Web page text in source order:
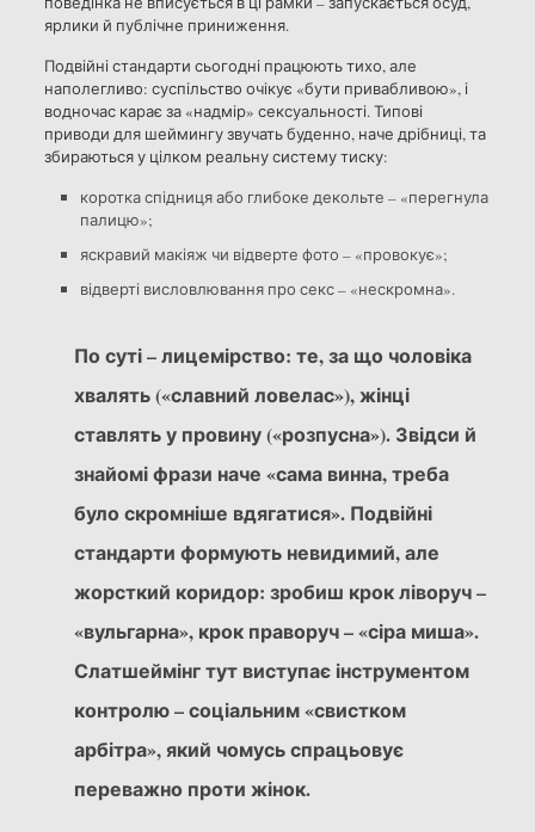
ярлики й публічне приниження.
Подвійні стандарти сьогодні працюють тихо, але
наполегливо: суспільство очікує «бути привабливою», і
водночас карає за «надмір» сексуальності. Типові
приводи для шеймингу звучать буденно, наче дрібниці, та
збираються у цілком реальну систему тиску:
коротка спідниця або глибоке декольте – «перегнула
палицю»;
яскравий макіяж чи відверте фото – «провокує»;
відверті висловлювання про секс – «нескромна».
По суті – лицемірство: те, за що чоловіка
хвалять («славний ловелас»), жінці
ставлять у провину («розпусна»). Звідси й
знайомі фрази наче «сама винна, треба
було скромніше вдягатися». Подвійні
стандарти формують невидимий, але
жорсткий коридор: зробиш крок ліворуч –
«вульгарна», крок праворуч – «сіра миша».
Слатшеймінг тут виступає інструментом
контролю – соціальним «свистком
арбітра», який чомусь спрацьовує
переважно проти жінок.